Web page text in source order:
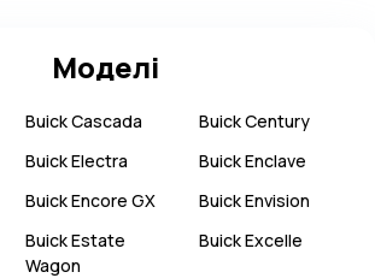
Моделі
BuickCascada BuickCentury
BuickElectra BuickEnclave
BuickEncore GX BuickEnvision
BuickEstate
Wagon
BuickExcelle